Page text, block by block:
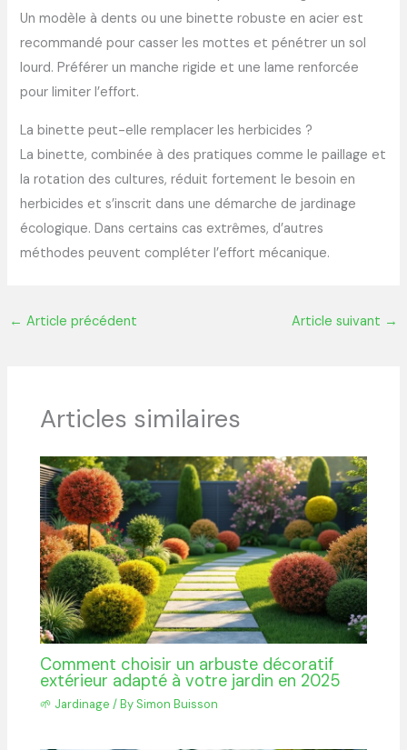
Un modèle à dents ou une binette robuste en acier est
recommandé pour casser les mottes et pénétrer un sol
lourd. Préférer un manche rigide et une lame renforcée
pour limiter l’effort.
La binette peut-elle remplacer les herbicides ?
La binette, combinée à des pratiques comme le paillage et
la rotation des cultures, réduit fortement le besoin en
herbicides et s’inscrit dans une démarche de jardinage
écologique. Dans certains cas extrêmes, d’autres
méthodes peuvent compléter l’effort mécanique.
← Article précédent Article suivant →
Articles similaires
Comment choisir un arbuste décoratif
extérieur adapté à votre jardin en 2025
🌱 Jardinage / By Simon Buisson